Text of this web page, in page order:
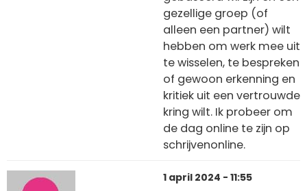
gezellige groep (of
alleen een partner) wilt
hebben om werk mee uit
te wisselen, te bespreken
of gewoon erkenning en
kritiek uit een vertrouwde
kring wilt. Ik probeer om
de dag online te zijn op
schrijvenonline.
1 april 2024 - 11:55